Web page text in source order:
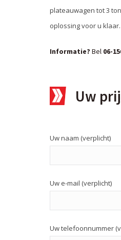
plateauwagen tot 3
oplossing voor u klaar.
Informatie? Bel 06-
Uw
Uw naam (verplicht)
Uw e-mail (verplicht)
Uw telefoonnummer